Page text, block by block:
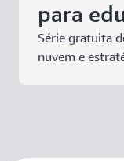
para
Série gratuita
nuvem e